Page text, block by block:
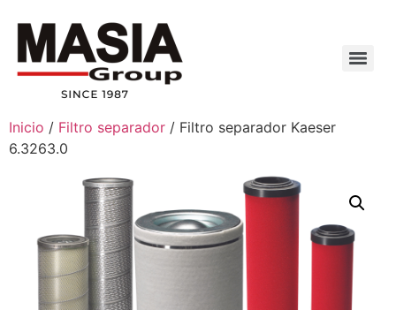
Inicio / Filtro separador / Filtro separador Kaeser
6.3263.0